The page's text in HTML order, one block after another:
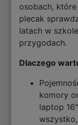
osobach,
plecak
latach w
przygodach.
Dlaczego
komory
laptop